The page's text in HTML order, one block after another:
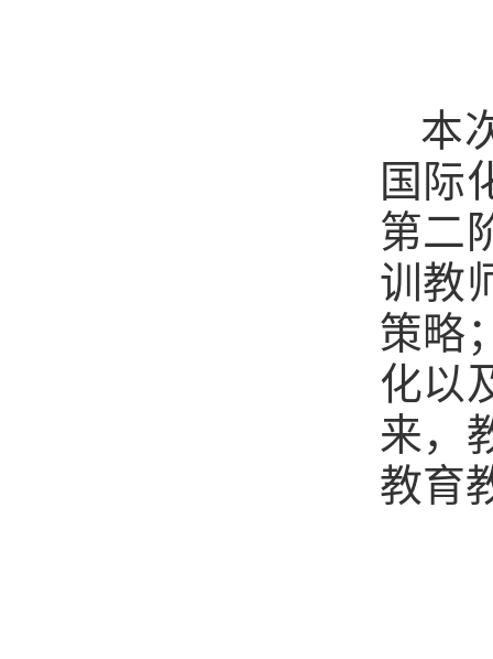
本
国际
第二
训教
策略
化以
来，
教育